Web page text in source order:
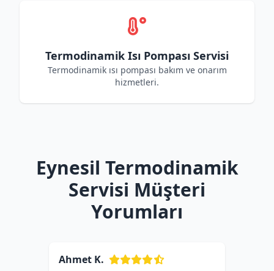
Termodinamik Isı Pompası Servisi
Termodinamik ısı pompası bakım ve onarım
hizmetleri.
Eynesil Termodinamik
Servisi Müşteri
Yorumları
Ahmet K.